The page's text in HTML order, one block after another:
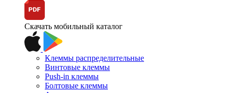
Скачать мобильный каталог
Клеммы распределительные
Винтовые клеммы
Push-in клеммы
Болтовые клеммы